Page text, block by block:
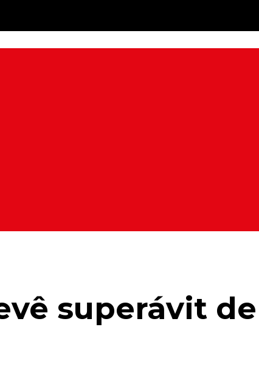
superávit